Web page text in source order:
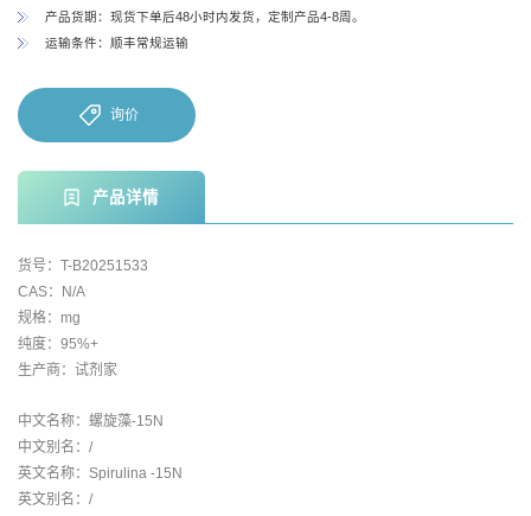
产品货期：现货下单后48小时内发货，定制产品4-8周。
运输条件：顺丰常规运输
询价
产品详情
货号：T-B20251533
CAS：N/A
规格：mg
纯度：95%+
生产商：试剂家
中文名称：螺旋藻-15N
中文别名：/
英文名称：Spirulina -15N
英文别名：/